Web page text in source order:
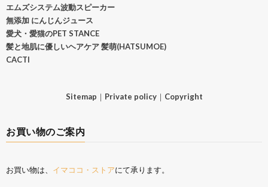
エムズシステム波動スピーカー
無添加 にんじんジュース
愛犬・愛猫のPET STANCE
髪と地肌に優しいヘアケア 髪萌(HATSUMOE)
CACTI
Sitemap ｜ Private policy｜ Copyright
お買い物のご案内
お買い物は、 イマココ・ストアにて承ります。